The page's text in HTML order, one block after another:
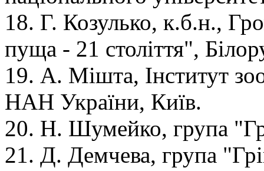
18. Г. Козулько, к.б.н.,
пуща - 21 століття",
19. А. Мішта, Інститут
НАН України, Київ.
20. Н. Шумейко, група
21. Д. Демчева, група